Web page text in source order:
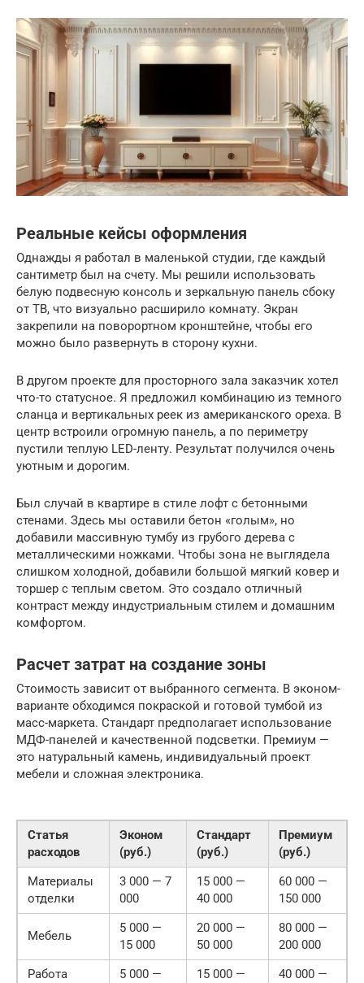
Реальные кейсы оформления
Однажды я работал в маленькой студии, где каждый
сантиметр был на счету. Мы решили использовать
белую подвесную консоль и зеркальную панель сбоку
от ТВ, что визуально расширило комнату. Экран
закрепили на поворортном кронштейне, чтобы его
можно было развернуть в сторону кухни.
В другом проекте для просторного зала заказчик хотел
что-то статусное. Я предложил комбинацию из темного
сланца и вертикальных реек из американского ореха. В
центр встроили огромную панель, а по периметру
пустили теплую LED-ленту. Результат получился очень
уютным и дорогим.
Был случай в квартире в стиле лофт с бетонными
стенами. Здесь мы оставили бетон «голым», но
добавили массивную тумбу из грубого дерева с
металлическими ножками. Чтобы зона не выглядела
слишком холодной, добавили большой мягкий ковер и
торшер с теплым светом. Это создало отличный
контраст между индустриальным стилем и домашним
комфортом.
Расчет затрат на создание зоны
Стоимость зависит от выбранного сегмента. В эконом-
варианте обходимся покраской и готовой тумбой из
масс-маркета. Стандарт предполагает использование
МДФ-панелей и качественной подсветки. Премиум —
это натуральный камень, индивидуальный проект
мебели и сложная электроника.
Статья
расходов
Эконом
(руб.)
Стандарт
(руб.)
Премиум
(руб.)
Материалы
отделки
3 000 — 7
000
15 000 —
40 000
60 000 —
150 000
Мебель
5 000 —
15 000
20 000 —
50 000
80 000 —
200 000
Работа
5 000 —
15 000 —
40 000 —